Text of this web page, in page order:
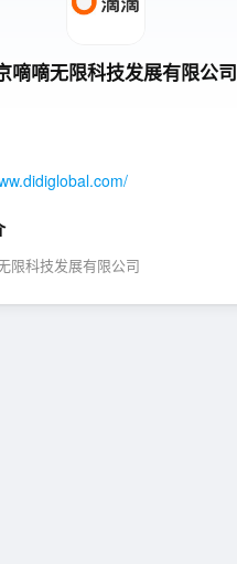
嘀嘀无限科技发展有限公司
限科技发展有限公司